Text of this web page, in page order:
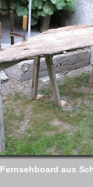
Fernsehboard aus